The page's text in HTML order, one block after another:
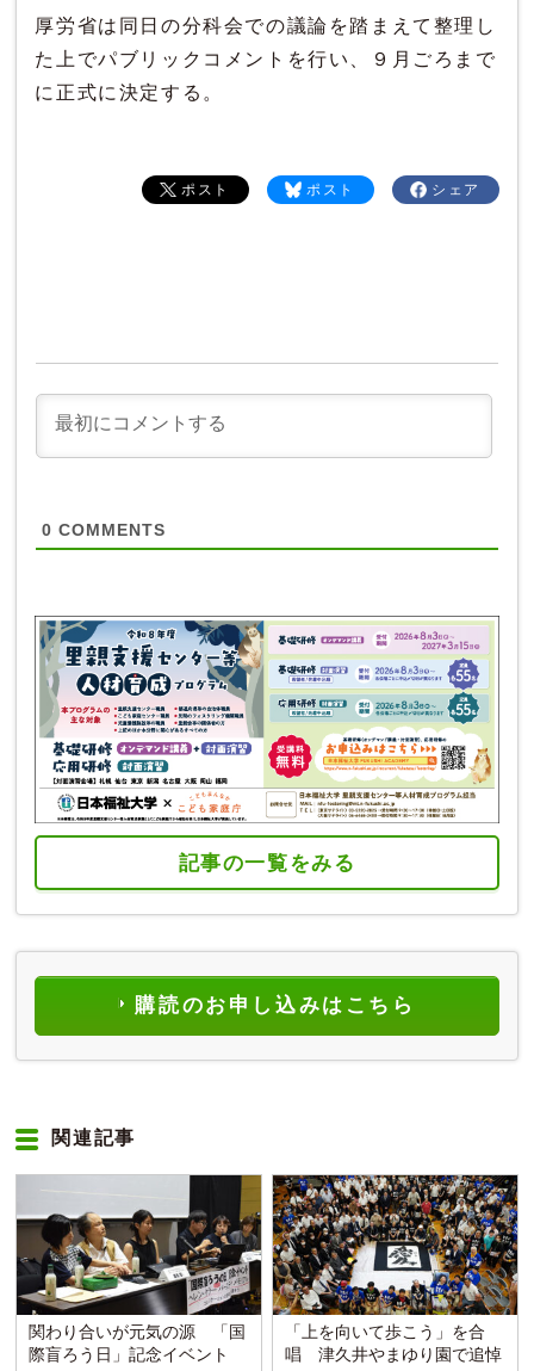
厚労省は同日の分科会での議論を踏まえて整理し
た上でパブリックコメントを行い、９月ごろまで
に正式に決定する。
シェア
ポスト
ポスト
0 COMMENTS
記事の一覧をみる
購読のお申し込みはこちら
関連記事
関わり合いが元気の源 「国
際盲ろう日」記念イベント
「上を向いて歩こう」を合
唱 津久井やまゆり園で追悼